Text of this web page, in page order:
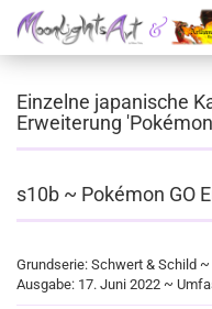
Einzelne japanische
Erweiterung
s10b ~ Pokémon GO
Grundserie: Schwert & Schild
Ausgabe: 17. Juni 2022 ~